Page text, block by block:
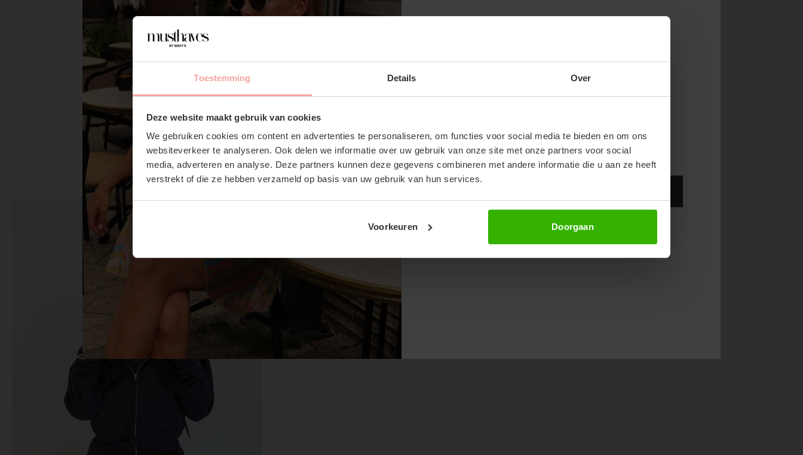
Toestemming Details Over
Deze website maakt gebruik van cookies
We gebruiken cookies om content en advertenties te personaliseren, om functies voor social media te bieden en om ons
websiteverkeer te analyseren. Ook delen we informatie over uw gebruik van onze site met onze partners voor social
media, adverteren en analyse. Deze partners kunnen deze gegevens combineren met andere informatie die u aan ze heeft
verstrekt of die ze hebben verzameld op basis van uw gebruik van hun services.
Voorkeuren Doorgaan
SUBSCRIBE NOW & GET 10%
NENA SHORT SLEEVE - DEEP DARK NAVY MOLLY PANTS - DEEP DARK NAVY
RECENTE ARTIKELEN